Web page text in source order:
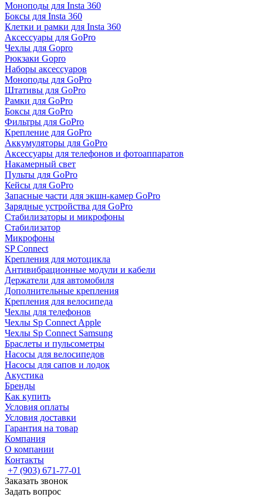
Моноподы для Insta 360
Боксы для Insta 360
Клетки и рамки для Insta 360
Аксессуары для GoPro
Чехлы для Gopro
Рюкзаки Gopro
Наборы аксессуаров
Моноподы для GoPro
Штативы для GoPro
Рамки для GoPro
Боксы для GoPro
Фильтры для GoPro
Крепление для GoPro
Аккумуляторы для GoPro
Аксессуары для телефонов и фотоаппаратов
Накамерный свет
Пульты для GoPro
Кейсы для GoPro
Запасные части для экшн-камер GoPro
Зарядные устройства для GoPro
Стабилизаторы и микрофоны
Стабилизатор
Микрофоны
SP Connect
Крепления для мотоцикла
Антивибрационные модули и кабели
Держатели для автомобиля
Дополнительные крепления
Крепления для велосипеда
Чехлы для телефонов
Чехлы Sp Connect Apple
Чехлы Sp Connect Samsung
Браслеты и пульсометры
Насосы для велосипедов
Насосы для сапов и лодок
Акустика
Бренды
Как купить
Условия оплаты
Условия доставки
Гарантия на товар
Компания
О компании
Контакты
+7 (903) 671-77-01
Заказать звонок
Задать вопрос